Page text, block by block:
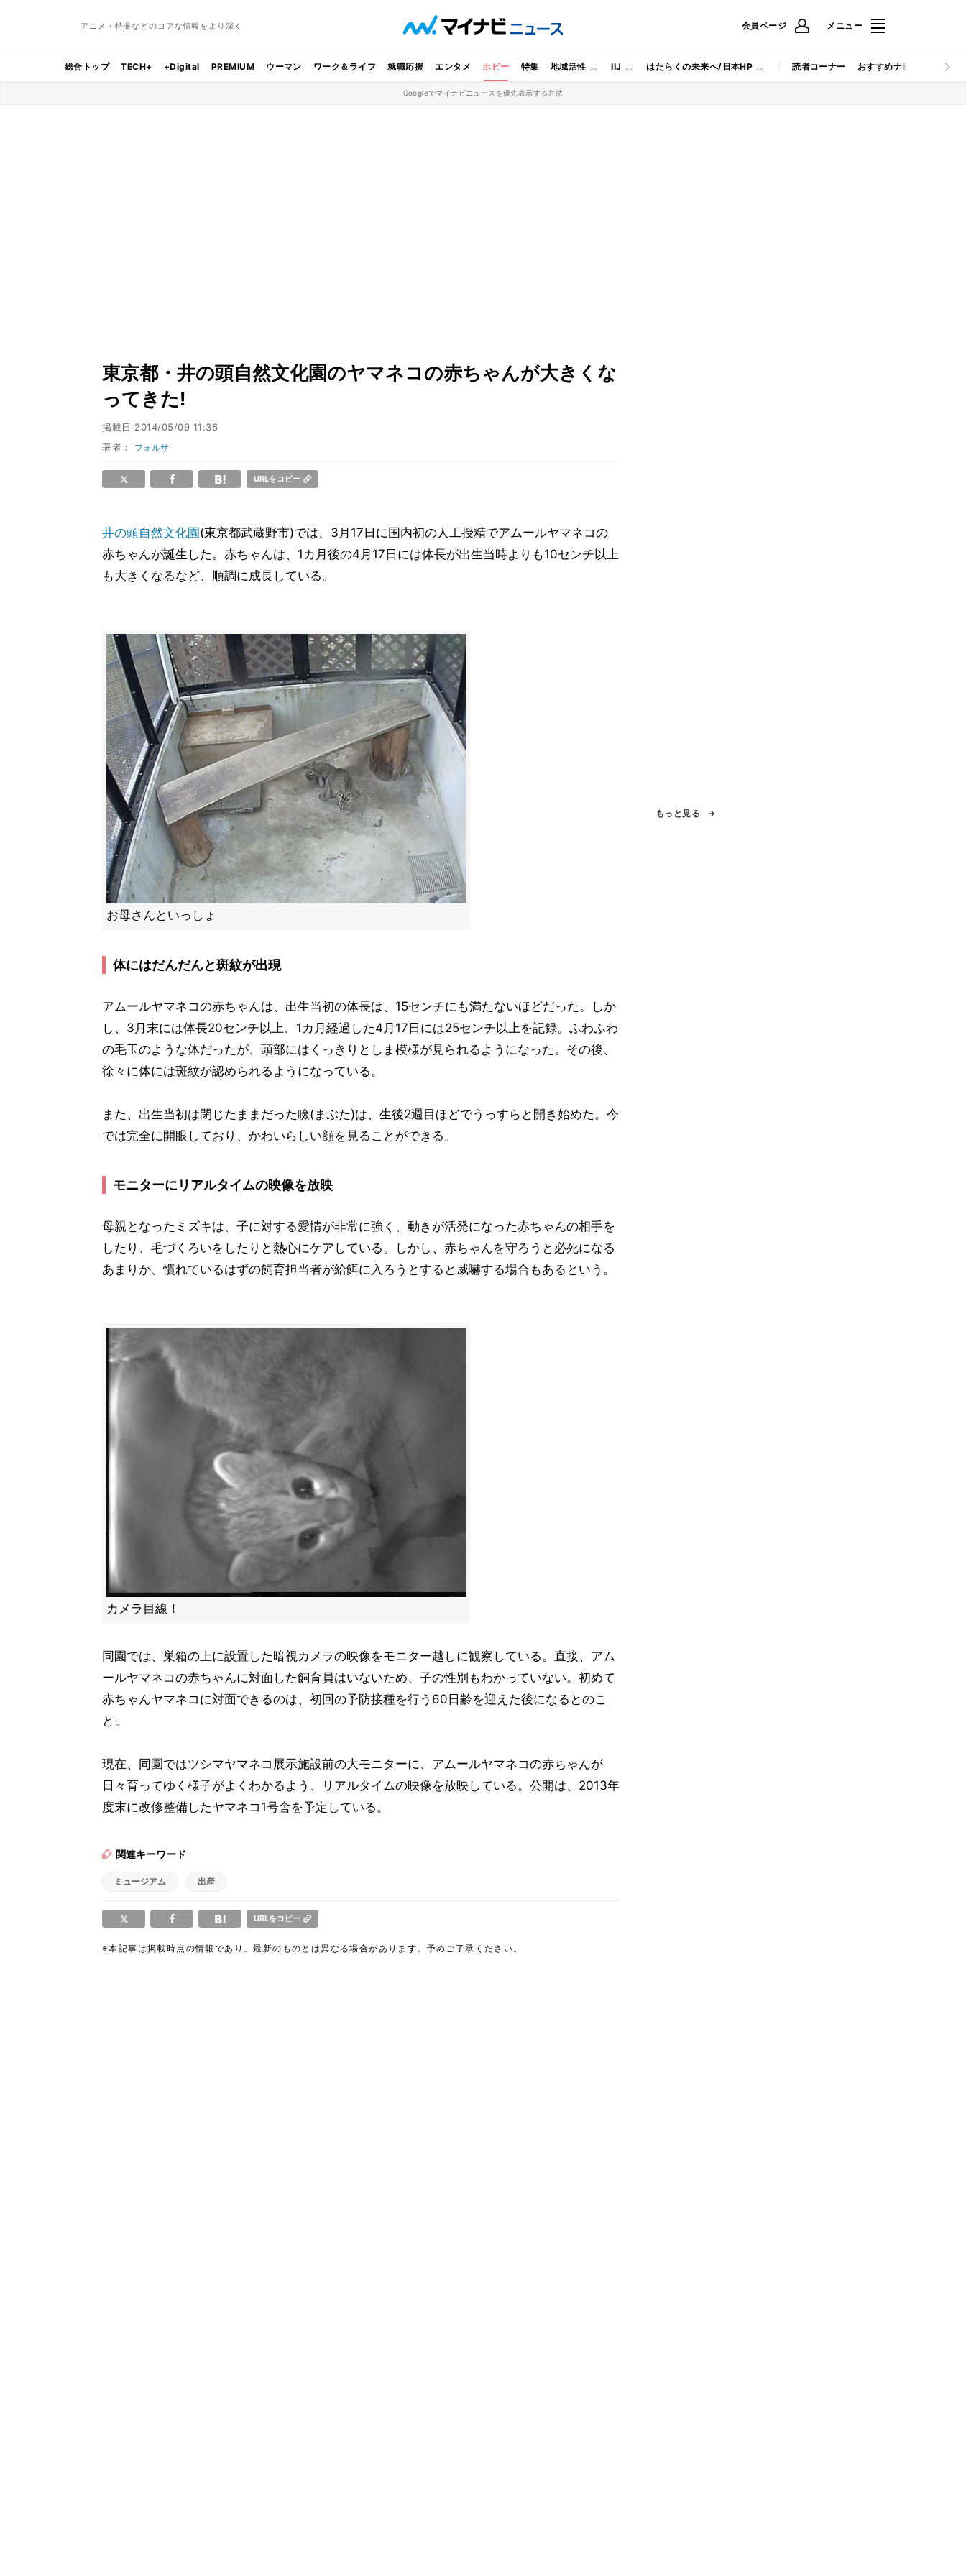
アニメ・特撮などのコアな情報をより深く 会員ページ メニュー
総合トップ TECH+ +Digital PREMIUM ウーマン ワーク＆ライフ 就職応援 エンタメ ホビー 特集 地域活性 IIJ はたらくの未来へ/日本HP 読者コーナー おすすめナビ マイナビ
Googleでマイナビニュースを優先表示する方法
東京都・井の頭自然文化園のヤマネコの赤ちゃんが大きくな
ってきた!
掲載日 2014/05/09 11:36
著者： フォルサ
URLをコピー
井の頭自然文化園(東京都武蔵野市)では、3月17日に国内初の人工授精でアムールヤマネコの
赤ちゃんが誕生した。赤ちゃんは、1カ月後の4月17日には体長が出生当時よりも10センチ以上
も大きくなるなど、順調に成長している。
お母さんといっしょ
体にはだんだんと斑紋が出現
アムールヤマネコの赤ちゃんは、出生当初の体長は、15センチにも満たないほどだった。しか
し、3月末には体長20センチ以上、1カ月経過した4月17日には25センチ以上を記録。ふわふわ
の毛玉のような体だったが、頭部にはくっきりとしま模様が見られるようになった。その後、
徐々に体には斑紋が認められるようになっている。
また、出生当初は閉じたままだった瞼(まぶた)は、生後2週目ほどでうっすらと開き始めた。今
では完全に開眼しており、かわいらしい顔を見ることができる。
モニターにリアルタイムの映像を放映
母親となったミズキは、子に対する愛情が非常に強く、動きが活発になった赤ちゃんの相手を
したり、毛づくろいをしたりと熱心にケアしている。しかし、赤ちゃんを守ろうと必死になる
あまりか、慣れているはずの飼育担当者が給餌に入ろうとすると威嚇する場合もあるという。
カメラ目線！
同園では、巣箱の上に設置した暗視カメラの映像をモニター越しに観察している。直接、アム
ールヤマネコの赤ちゃんに対面した飼育員はいないため、子の性別もわかっていない。初めて
赤ちゃんヤマネコに対面できるのは、初回の予防接種を行う60日齢を迎えた後になるとのこ
と。
現在、同園ではツシマヤマネコ展示施設前の大モニターに、アムールヤマネコの赤ちゃんが
日々育ってゆく様子がよくわかるよう、リアルタイムの映像を放映している。公開は、2013年
度末に改修整備したヤマネコ1号舎を予定している。
関連キーワード
ミュージアム 出産
URLをコピー
※本記事は掲載時点の情報であり、最新のものとは異なる場合があります。予めご了承ください。
もっと見る